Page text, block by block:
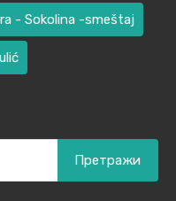
- Sokolina -smeštaj